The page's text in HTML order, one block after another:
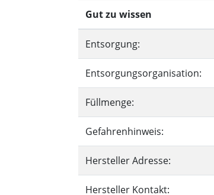
Gut zu wissen
Entsorgung:
Entsorgungsorganisation:
Füllmenge:
Gefahrenhinweis:
Hersteller Adresse:
Hersteller Kontakt: